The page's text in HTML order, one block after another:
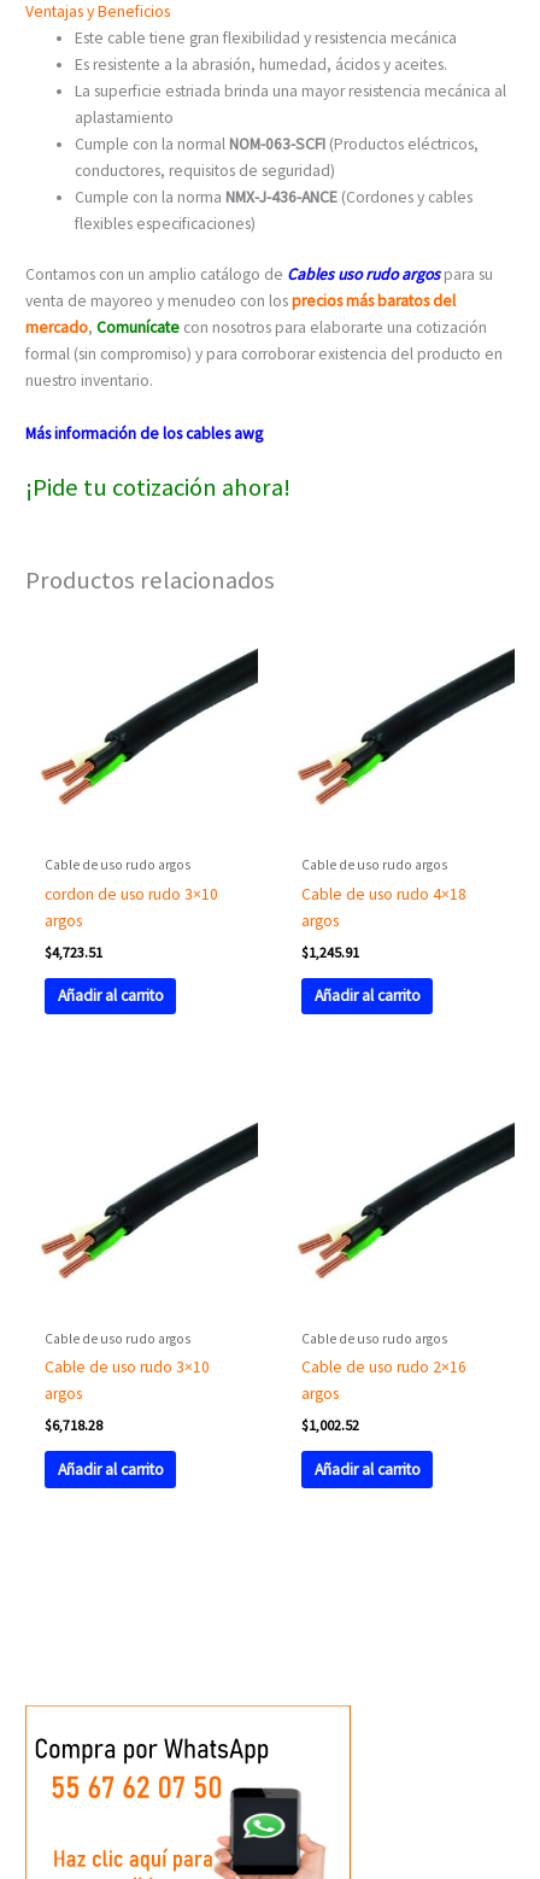
Ventajas y Beneficios
Este cable tiene gran flexibilidad y resistencia mecánica
Es resistente a la abrasión, humedad, ácidos y aceites.
La superficie estriada brinda una mayor resistencia mecánica al
aplastamiento
Cumple con la normal NOM-063-SCFI (Productos eléctricos,
conductores, requisitos de seguridad)
Cumple con la norma NMX-J-436-ANCE (Cordones y cables
flexibles especificaciones)
Contamos con un amplio catálogo de Cables uso rudo argospara su
venta de mayoreo y menudeo con losprecios más baratos del
mercado,Comunícate con nosotros para elaborarte una cotización
formal (sin compromiso) y para corroborar existencia del producto en
nuestro inventario.
Más información de los cables awg
¡Pide tu cotización ahora!
Productos relacionados
Cable de uso rudo argos
cordon de uso rudo 3×10
argos
$4,723.51
Añadir al carrito
Cable de uso rudo argos
Cable de uso rudo 4×18
argos
$1,245.91
Añadir al carrito
Cable de uso rudo argos
Cable de uso rudo 3×10
argos
$6,718.28
Añadir al carrito
Cable de uso rudo argos
Cable de uso rudo 2×16
argos
$1,002.52
Añadir al carrito